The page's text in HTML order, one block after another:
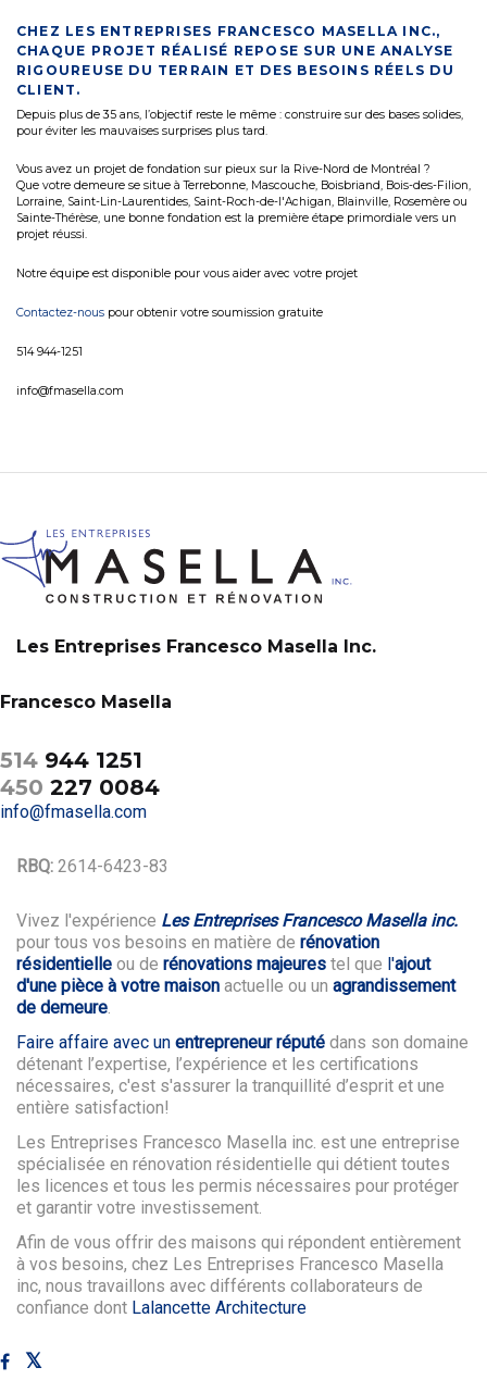
CHEZ LES ENTREPRISES FRANCESCO MASELLA INC.,
CHAQUE PROJET RÉALISÉ REPOSE SUR UNE ANALYSE
RIGOUREUSE DU TERRAIN ET DES BESOINS RÉELS DU
CLIENT.
Depuis plus de 35 ans, l’objectif reste le même : construire sur des bases solides,
pour éviter les mauvaises surprises plus tard.
Vous avez un projet de fondation sur pieux sur la Rive-Nord de Montréal ?
Que votre demeure se situe à Terrebonne, Mascouche, Boisbriand, Bois-des-Filion,
Lorraine, Saint-Lin-Laurentides, Saint-Roch-de-l'Achigan, Blainville, Rosemère ou
Sainte-Thérèse, une bonne fondation est la première étape primordiale vers un
projet réussi.
Notre équipe est disponible pour vous aider avec votre projet
Contactez-nous pour obtenir votre soumission gratuite
514 944-1251
info@fmasella.com
Les Entreprises Francesco Masella Inc.
Francesco Masella
514 944 1251
450 227 0084
info@fmasella.com
RBQ: 2614-6423-83
Vivez l'expérience Les Entreprises Francesco Masella inc.
pour tous vos besoins en matière de rénovation
résidentielle ou de rénovations majeures tel que l'ajout
d'une pièce à votre maison actuelle ou un agrandissement
de demeure
Faire affaire avec un entrepreneur réputé dans son domaine
détenant l’expertise, l’expérience et les certifications
nécessaires, c'est s'assurer la tranquillité d’esprit et une
entière satisfaction!
Les Entreprises Francesco Masella inc. est une entreprise
spécialisée en rénovation résidentielle qui détient toutes
les licences et tous les permis nécessaires pour protéger
et garantir votre investissement.
Afin de vous offrir des maisons qui répondent entièrement
à vos besoins, chez Les Entreprises Francesco Masella
inc, nous travaillons avec différents collaborateurs de
confiance dont Lalancette Architecture